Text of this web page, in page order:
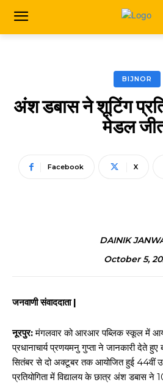
BIJNOR
अंश डबास ने शूटिंग
मेडल
Facebook X
DAINIK
October 5,
जनवाणी संवाददाता |
नूरपुर:मंगलवार को आरआर पब्लिक स्कूल में
प्रधानाचार्य प्रणयमनु गुप्ता ने जानकारी देते
सितंबर से दो अक्टूबर तक आयोजित हुई 44वीं
प्रतियोगिता में विद्यालय के छात्र अंश डबास